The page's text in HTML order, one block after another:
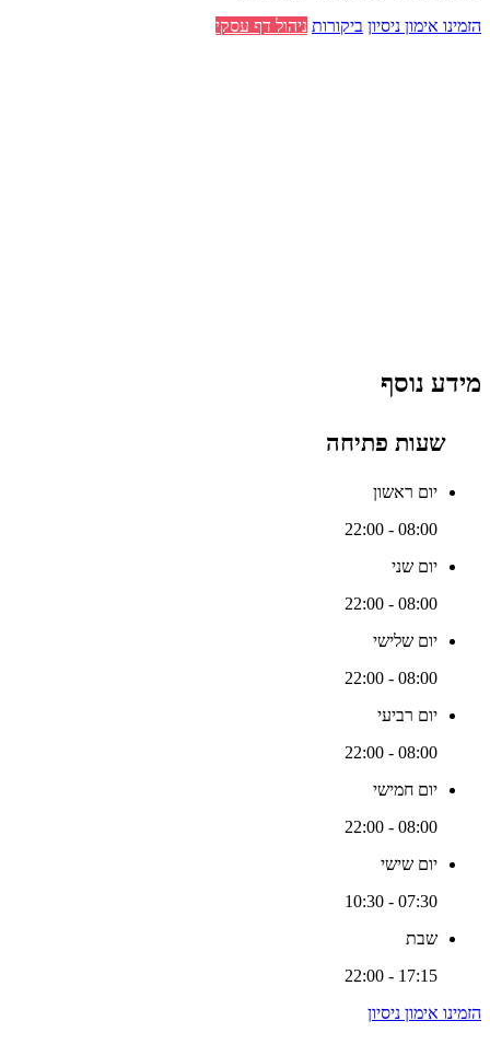
הזמינו אימון ניסיון ביקורות ניהול דף עסקי
מידע נוסף
שעות פתיחה
יום ראשון
08:00 - 22:00
יום שני
08:00 - 22:00
יום שלישי
08:00 - 22:00
יום רביעי
08:00 - 22:00
יום חמישי
08:00 - 22:00
יום שישי
07:30 - 10:30
שבת
17:15 - 22:00
הזמינו אימון ניסיון